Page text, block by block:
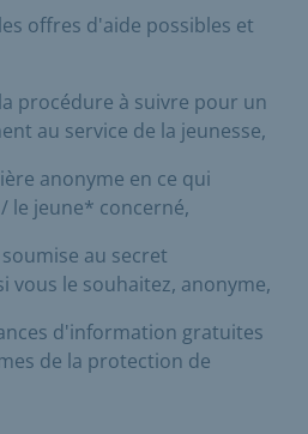
offres d'aide possibles et
procédure à suivre pour un
au service de la jeunesse,
anonyme en ce qui
le jeune* concerné,
au secret
vous le souhaitez, anonyme,
d'information gratuites
de la protection de